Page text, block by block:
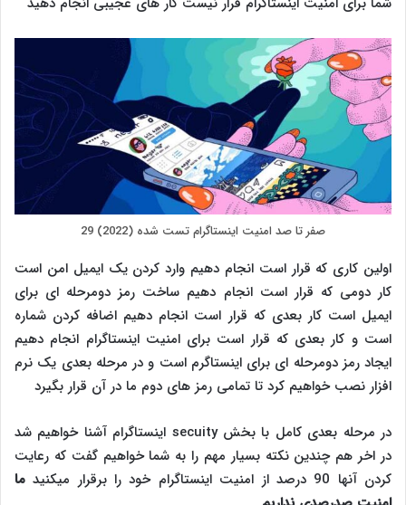
صفر تا صد امنیت اینستاگرام تست شده (2022) 29
اولین کاری که قرار است انجام دهیم وارد کردن یک ایمیل امن است
کار دومی که قرار است انجام دهیم ساخت رمز دومرحله ای برای
ایمیل است کار بعدی که قرار است انجام دهیم اضافه کردن شماره
است و کار بعدی که قرار است برای امنیت اینستاگرام انجام دهیم
ایجاد رمز دومرحله ای برای اینستاگرم است و در مرحله بعدی یک نرم
افزار نصب خواهیم کرد تا تمامی رمز های دوم ما در آن قرار بگیرد
در مرحله بعدی کامل با بخش secuity اینستاگرام آشنا خواهیم شد
در اخر هم چندین نکته بسیار مهم را به شما خواهیم گفت که رعایت
کردن آنها 90 درصد از امنیت اینستاگرام خود را برقرار میکنید
ما